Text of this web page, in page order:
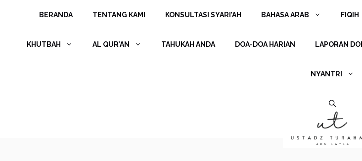
BERANDA TENTANG KAMI KONSULTASI SYARI’AH BAHASA ARAB FIQIH
KHUTBAH AL QUR’AN TAHUKAH ANDA DOA-DOA HARIAN LAPORAN
NYANTRI